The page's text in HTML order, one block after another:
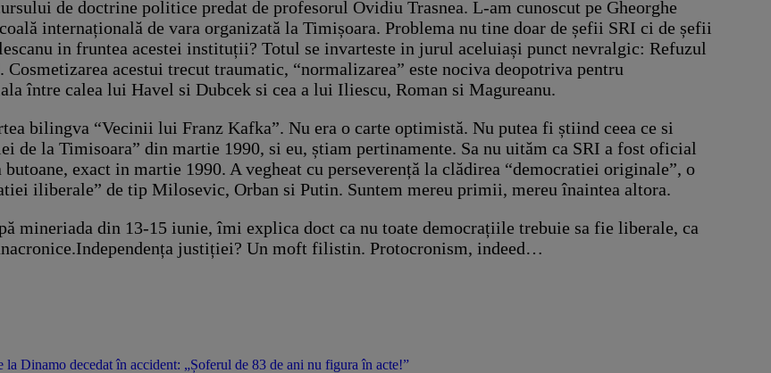
de doctrine politice predat de profesorul Ovidiu Trasnea. L-am cunoscut pe Gheorghe
internațională de vara organizată la Timișoara. Problema nu tine doar de șefii SRI ci de șefii
in fruntea acestei instituții? Totul se invarteste in jurul aceluiași punct nevralgic: Refuzul
acestui trecut traumatic, “normalizarea” este nociva deopotriva pentru
între calea lui Havel si Dubcek si cea a lui Iliescu, Roman si Magureanu.
bilingva “Vecinii lui Franz Kafka”. Nu era o carte optimistă. Nu putea fi știind ceea ce si
la Timisoara” din martie 1990, si eu, știam pertinamente. Sa nu uităm ca SRI a fost oficial
exact in martie 1990. A vegheat cu perseverență la clădirea “democratiei originale”, o
iliberale” de tip Milosevic, Orban si Putin. Suntem mereu primii, mereu înaintea altora.
mineriada din 13-15 iunie, îmi explica doct ca nu toate democrațiile trebuie sa fie liberale, ca
justiției? Un moft filistin. Protocronism, indeed…
Dinamo decedat în accident: „Șoferul de 83 de ani nu figura în acte!”